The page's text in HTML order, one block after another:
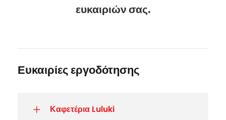
ευκαιριών σας.
Ευκαιρίες εργοδότησης
Καφετέρια Luluki